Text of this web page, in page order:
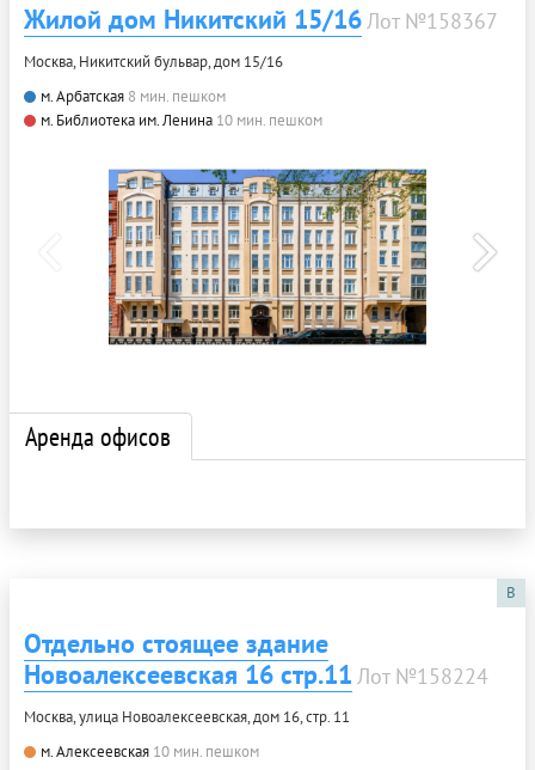
Жилой дом Никитский 15/16Лот №158367
Москва, Никитский бульвар, дом 15/16
м. Арбатская 8 мин. пешком
м. Библиотека им. Ленина 10 мин. пешком
Аренда офисов
B
Отдельно стоящее здание
Новоалексеевская 16 стр.11 Лот №158224
Москва, улица Новоалексеевская, дом 16, стр. 11
м. Алексеевская 10 мин. пешком